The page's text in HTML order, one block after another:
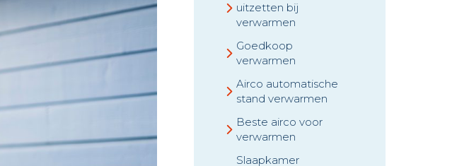
uitzetten bij
verwarmen
Goedkoop
verwarmen
Airco automatische
stand verwarmen
Beste airco voor
verwarmen
Slaapkamer